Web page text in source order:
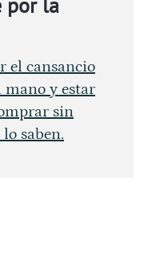
por la
el cansancio
y estar
sin
saben.